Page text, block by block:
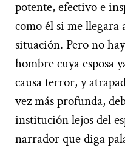
potente, efectivo e
como él si me llegara
situación. Pero no
hombre cuya esposa
causa terror, y
vez más profunda,
institución lejos del
narrador que diga